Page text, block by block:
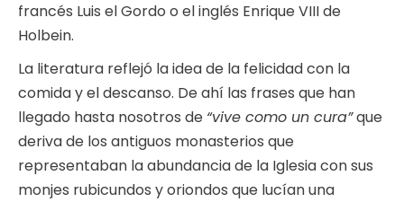
francés Luis el Gordo o el inglés Enrique VIII de
Holbein.
La literatura reflejó la idea de la felicidad con la
comida y el descanso. De ahí las frases que han
llegado hasta nosotros de “vive como un cura”que
deriva de los antiguos monasterios que
representaban la abundancia de la Iglesia con sus
monjes rubicundos y oriondos que lucían una